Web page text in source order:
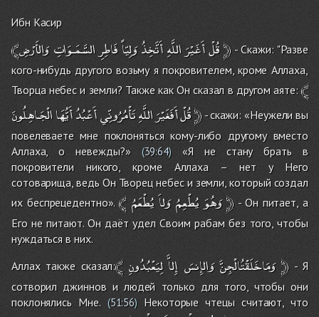
Ибн Касир
﴾قُلْأَغَيْرَاللَّهِأَتَّخِذُوَلِيّاًفَاطِرِالسَّمَـوَاتِوَالأَرْضِ ﴿- Скажи: "Разве
кого-нибудь другого возьму я покровителем, кроме Аллаха,
Творца небес и земли? Также как Он сказал в другом аяте:﴾
قُلْأَفَغَيْرَاللَّهِتَأْمُرُونِّيأَعْبُدُأَيُّهَاالْجَـاهِلُونَ ﴿- скажи: «Неужели вы
повелеваете мне поклоняться кому-либо другому вместо
Аллаха, о невежды?»(39:64)«Я не стану брать в
покровители никого, кроме Аллаха – нет у Него
сотоварища, ведь Он Творец небес и земли, который создал
их беспрецедентно».﴾ وَهُوَيُطْعِمُوَلاَيُطْعَمُ ﴿- Он питает, а
Его не питают. Он даёт удел Своим рабам без того, чтобы
нуждаться в них.
Аллах также сказал:﴾ وَمَاخَلَقْتُالْجِنَّ وَالإِنسَ إِلاَّ لِيَعْبُدُونِ ﴿- Я
сотворил джиннов и людей только для того, чтобы они
поклонялись Мне. (51:56) Некоторые чтецы считают, что